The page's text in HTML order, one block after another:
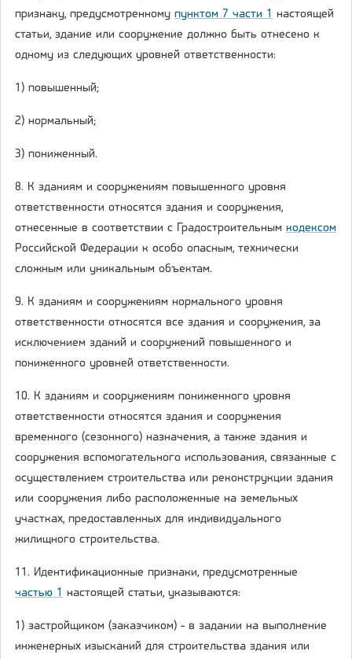
признаку, предусмотренному пунктом 7 части 1 настоящей
статьи, здание или сооружение должно быть отнесено к
одному из следующих уровней ответственности:
1) повышенный;
2) нормальный;
3) пониженный.
8. К зданиям и сооружениям повышенного уровня
ответственности относятся здания и сооружения,
отнесенные в соответствии с Градостроительным кодексом
Российской Федерации к особо опасным, технически
сложным или уникальным объектам.
9. К зданиям и сооружениям нормального уровня
ответственности относятся все здания и сооружения, за
исключением зданий и сооружений повышенного и
пониженного уровней ответственности.
10. К зданиям и сооружениям пониженного уровня
ответственности относятся здания и сооружения
временного (сезонного) назначения, а также здания и
сооружения вспомогательного использования, связанные с
осуществлением строительства или реконструкции здания
или сооружения либо расположенные на земельных
участках, предоставленных для индивидуального
жилищного строительства.
11. Идентификационные признаки, предусмотренные
частью 1 настоящей статьи, указываются:
1) застройщиком (заказчиком) - в задании на выполнение
инженерных изысканий для строительства здания или